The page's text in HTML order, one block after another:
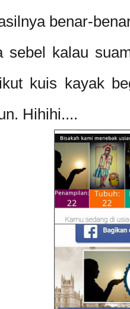
benar-
sebel kalau
kuis kayak
Hihihi....